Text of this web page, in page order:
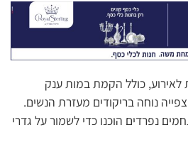
לאירוע, כולל הקמת במות ענק
נוחה בריקודים מעזרת הנשים.
נפרדים הוכנו כדי לשמור על גדרי